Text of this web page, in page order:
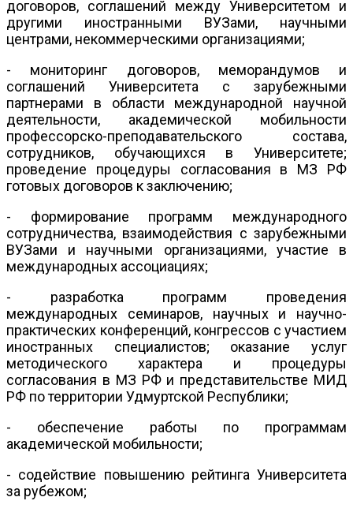
договоров, соглашений между Университетом и
другими иностранными ВУЗами, научными
центрами, некоммерческими организациями;
- мониторинг договоров, меморандумов и
соглашений Университета с зарубежными
партнерами в области международной научной
деятельности, академической мобильности
профессорско-преподавательского состава,
сотрудников, обучающихся в Университете;
проведение процедуры согласования в МЗ РФ
готовых договоров к заключению;
- формирование программ международного
сотрудничества, взаимодействия с зарубежными
ВУЗами и научными организациями, участие в
международных ассоциациях;
- разработка программ проведения
международных семинаров, научных и научно-
практических конференций, конгрессов с участием
иностранных специалистов; оказание услуг
методического характера и процедуры
согласования в МЗ РФ и представительстве МИД
РФ по территории Удмуртской Республики;
- обеспечение работы по программам
академической мобильности;
- содействие повышению рейтинга Университета
за рубежом;